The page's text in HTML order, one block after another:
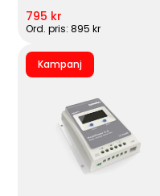
795 kr
Ord. pris: 895 kr
Kampanj